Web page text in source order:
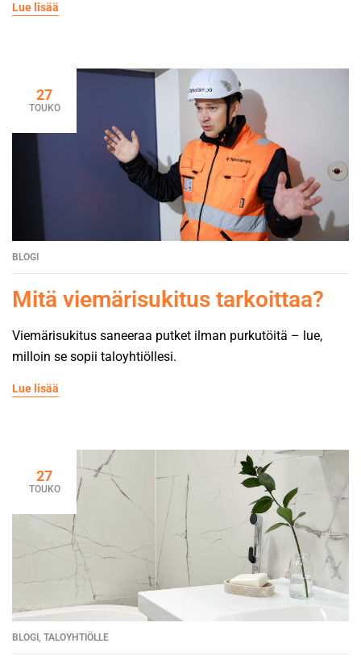
Lue lisää
27
TOUKO
BLOGI
Mitä viemärisukitus tarkoittaa?
Viemärisukitus saneeraa putket ilman purkutöitä – lue,
milloin se sopii taloyhtiöllesi.
Lue lisää
27
TOUKO
BLOGI , TALOYHTIÖLLE